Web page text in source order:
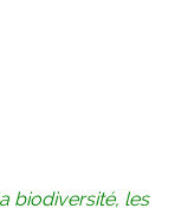
biodiversité, les